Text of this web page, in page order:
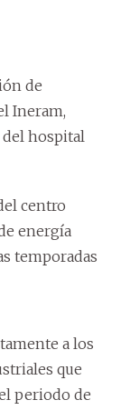
de
Ineram,
del hospital
centro
energía
temporadas
a los
que
periodo de